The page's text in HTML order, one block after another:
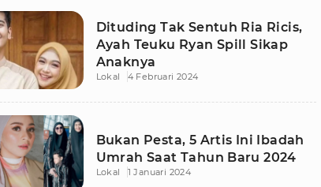
Dituding Tak Sentuh Ria Ricis,
Ayah Teuku Ryan Spill Sikap
Anaknya
Lokal 4 Februari 2024
Bukan Pesta, 5 Artis Ini Ibadah
Umrah Saat Tahun Baru 2024
Lokal 1 Januari 2024